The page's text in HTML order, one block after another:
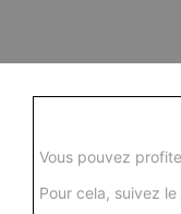
Vous pouvez
Pour cela, suivez